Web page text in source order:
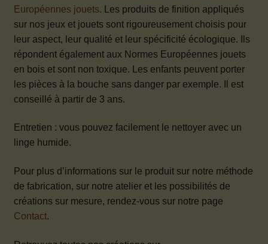
Européennes jouets.
Les produits de finition appliqués
sur nos jeux et jouets sont rigoureusement choisis pour
leur aspect, leur qualité et leur spécificité écologique. Ils
répondent également aux Normes Européennes jouets
en bois et sont non toxique. Les enfants peuvent porter
les pièces à la bouche sans danger par exemple. Il est
conseillé à partir de 3 ans.
Entretien : vous pouvez facilement le nettoyer avec un
linge humide.
Pour plus d’informations sur le produit sur notre méthode
de fabrication, sur notre atelier et les possibilités de
créations sur mesure, rendez-vous sur notre page
Contact.